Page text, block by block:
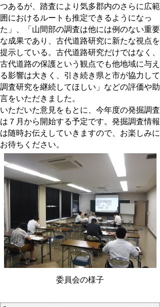
つあるが、踏査により気多郡内のさらに広範
囲におけるルートも推定できるようになっ
た」、「山間部の調査は他には例のない重要
な成果であり、古代道路研究に新たな視点を
提示している。古代道路研究だけではなく、
古代道路の保護という観点でも他地域に与え
る影響は大きく、引き続き県と市が協力して
調査研究を継続してほしい」などの評価や助
言をいただきました。
いただいた意見をもとに、今年度の発掘調査
は７月から開始する予定です。発掘調査情報
は随時お伝えしていきますので、お楽しみに
お待ちください。
委員会の様子